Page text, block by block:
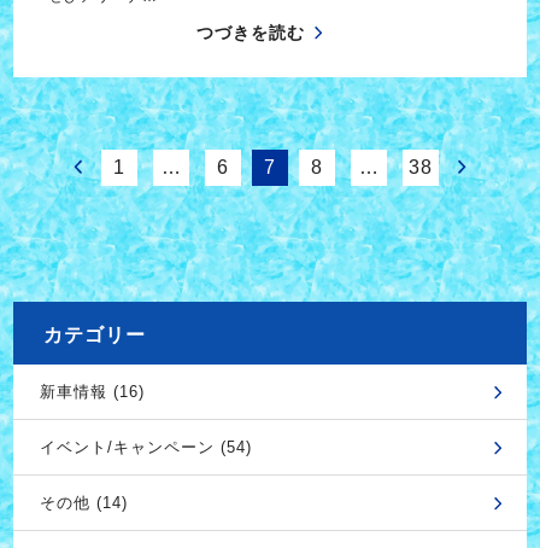
つづきを読む
1 … 6 7 8 … 38
カテゴリー
新車情報 (16)
イベント/キャンペーン (54)
その他 (14)